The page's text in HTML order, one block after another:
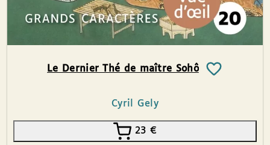
Le Dernier Thé de maître Sohô
Cyril Gely
23 €